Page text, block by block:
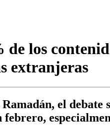
de los
extranjeras
el debate
febrero,